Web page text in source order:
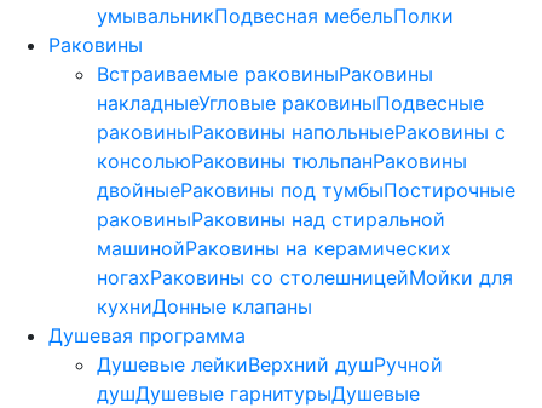
умывальникПодвесная мебельПолки
Раковины
Встраиваемые раковиныРаковины
накладныеУгловые раковиныПодвесные
раковиныРаковины напольныеРаковины с
консольюРаковины тюльпанРаковины
двойныеРаковины под тумбыПостирочные
раковиныРаковины над стиральной
машинойРаковины на керамических
ногахРаковины со столешницейМойки для
кухниДонные клапаны
Душевая программа
Душевые лейкиВерхний душРучной
душДушевые гарнитурыДушевые